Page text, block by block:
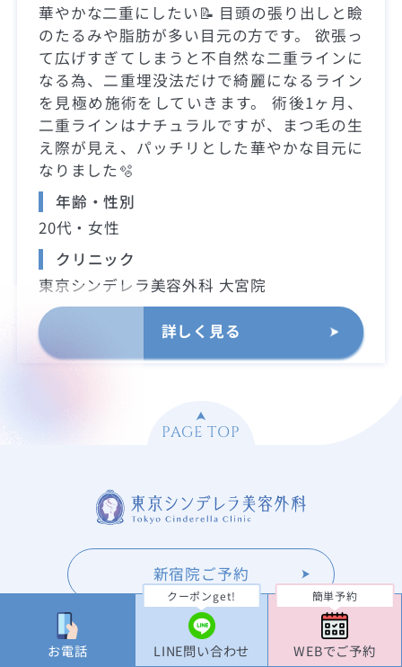
お電話
クーポンget!
LINE問い合わせ
簡単予約
WEBでご予約
華やかな二重にしたい📝 目頭の張り出しと瞼
のたるみや脂肪が多い目元の方です。 欲張っ
て広げすぎてしまうと不自然な二重ラインに
なる為、二重埋没法だけで綺麗になるライン
を見極め施術をしていきます。 術後1ヶ月、
二重ラインはナチュラルですが、まつ毛の生
え際が見え、パッチリとした華やかな目元に
なりました🫧
年齢・性別
20代・女性
クリニック
東京シンデレラ美容外科 大宮院
詳しく見る
PAGE TOP
新宿院ご予約
池袋院ご予約